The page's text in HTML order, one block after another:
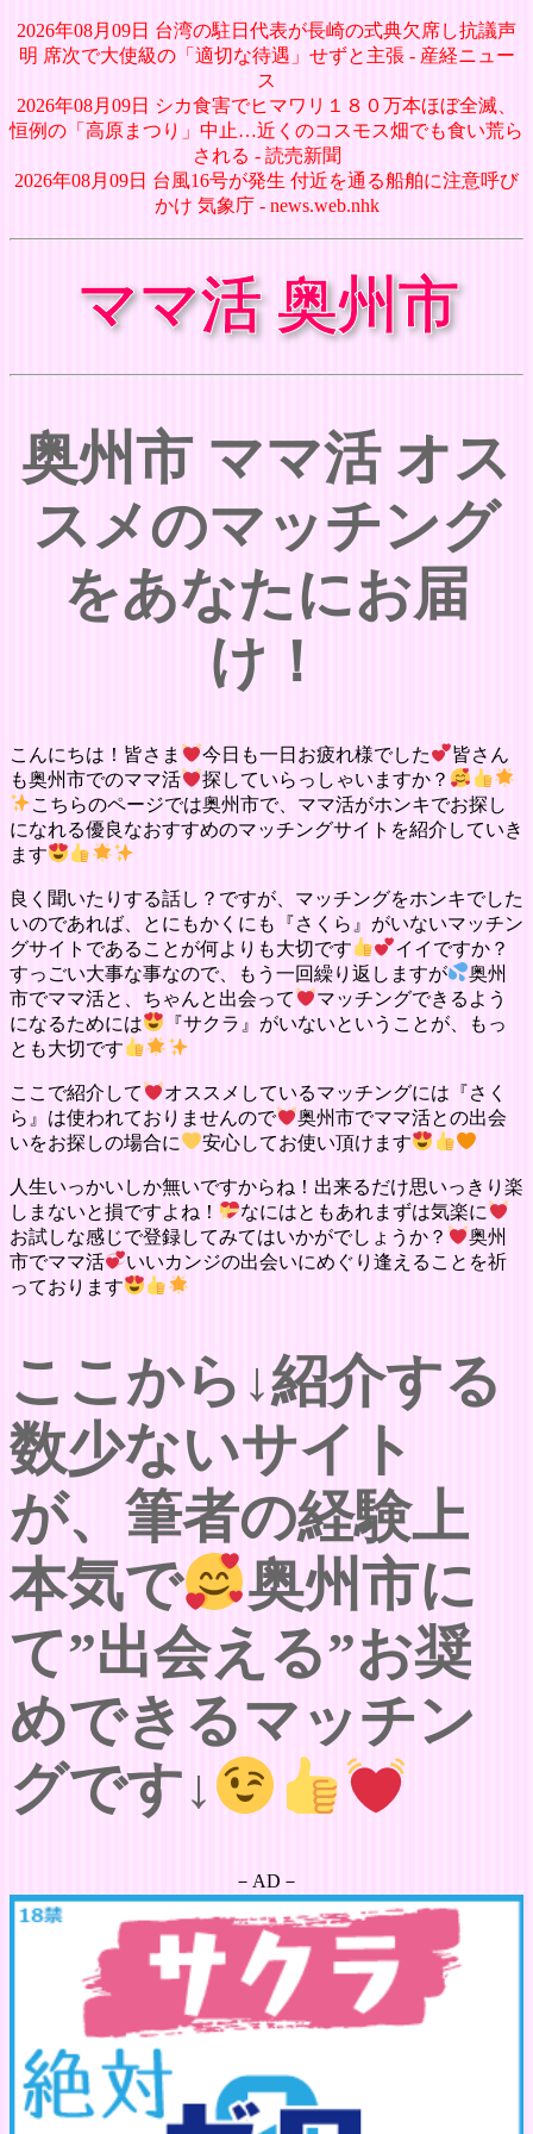
2026年08月09日 台湾の駐日代表が長崎の式典欠席し抗議声
明 席次で大使級の「適切な待遇」せずと主張 - 産経ニュー
ス
2026年08月09日 シカ食害でヒマワリ１８０万本ほぼ全滅、
恒例の「高原まつり」中止…近くのコスモス畑でも食い荒ら
される - 読売新聞
2026年08月09日 台風16号が発生 付近を通る船舶に注意呼び
かけ 気象庁 - news.web.nhk
ママ活 奥州市
奥州市 ママ活 オス
スメのマッチング
をあなたにお届
け！
こんにちは！皆さま 今日も一日お疲れ様でした
皆さん
も奥州市でのママ活
探していらっしゃいますか？
こちらのページでは奥州市で、ママ活がホンキでお探し
になれる優良なおすすめのマッチングサイトを紹介していき
ます
良く聞いたりする話し？ですが、マッチングをホンキでした
いのであれば、とにもかくにも『さくら』がいないマッチン
グサイトであることが何よりも大切です
イイですか？
すっごい大事な事なので、もう一回繰り返しますが
奥州
市でママ活と、ちゃんと出会って
マッチングできるよう
になるためには
『サクラ』がいないということが、もっ
とも大切です
ここで紹介して
オススメしているマッチングには『さく
ら』は使われておりませんので
奥州市でママ活との出会
いをお探しの場合に
安心してお使い頂けます
人生いっかいしか無いですからね！出来るだけ思いっきり楽
しまないと損ですよね！
なにはともあれまずは気楽に
お試しな感じで登録してみてはいかがでしょうか？
奥州
市でママ活
いいカンジの出会いにめぐり逢えることを祈
っております
ここから↓紹介する
数少ないサイト
が、筆者の経験上
本気で
奥州市に
て”出会える”お奨
めできるマッチン
グです↓
－AD－